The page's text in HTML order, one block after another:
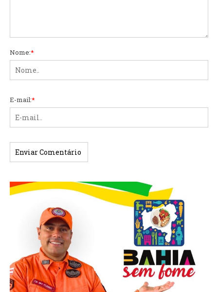
Nome:*
E-mail:*